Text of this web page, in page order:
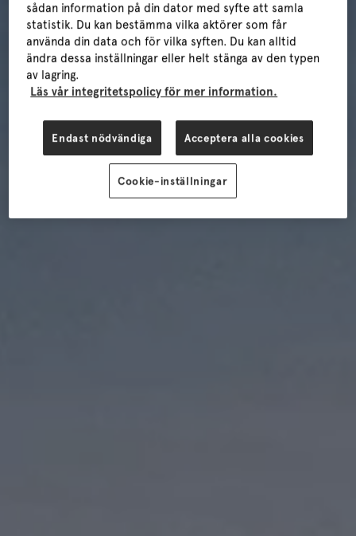
sådan information på din dator med syfte att samla
statistik. Du kan bestämma vilka aktörer som får
använda din data och för vilka syften. Du kan alltid
ändra dessa inställningar eller helt stänga av den typen
av lagring.
Läs vår integritetspolicy för mer information.
Endast nödvändiga Acceptera alla cookies
Cookie-inställningar